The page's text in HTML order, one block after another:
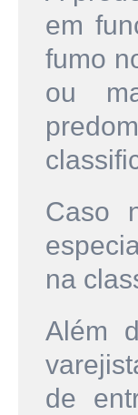
em
fumo
ou
Caso
na
Além
de